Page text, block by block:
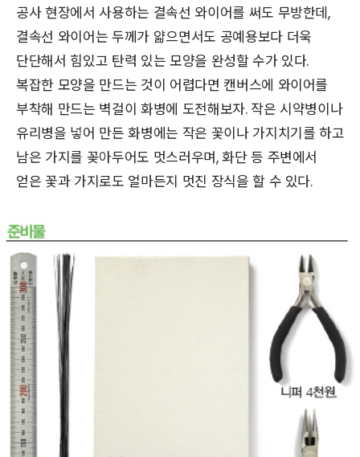
공사 현장에서 사용하는 결속선 와이어를 써도 무방한데,
결속선 와이어는 두께가 얇으면서도 공예용보다 더욱
단단해서 힘있고 탄력 있는 모양을 완성할 수가 있다.
복잡한 모양을 만드는 것이 어렵다면 캔버스에 와이어를
부착해 만드는 벽걸이 화병에 도전해보자. 작은 시약병이나
유리병을 넣어 만든 화병에는 작은 꽃이나 가지치기를 하고
남은 가지를 꽂아두어도 멋스러우며, 화단 등 주변에서
얻은 꽃과 가지로도 얼마든지 멋진 장식을 할 수 있다.